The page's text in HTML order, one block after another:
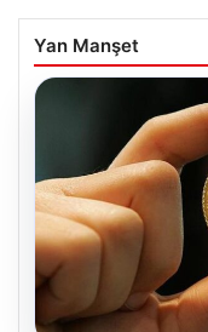
Yan Manşet